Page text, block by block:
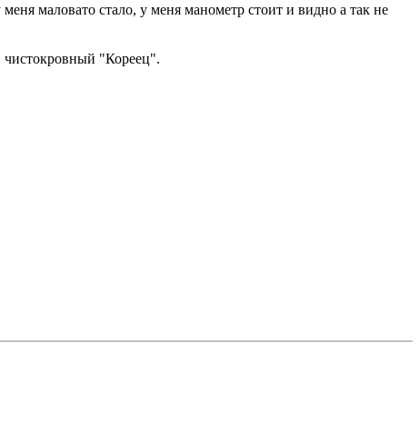
маловато стало, у меня манометр стоит и видно а так не
чистокровный "Кореец".